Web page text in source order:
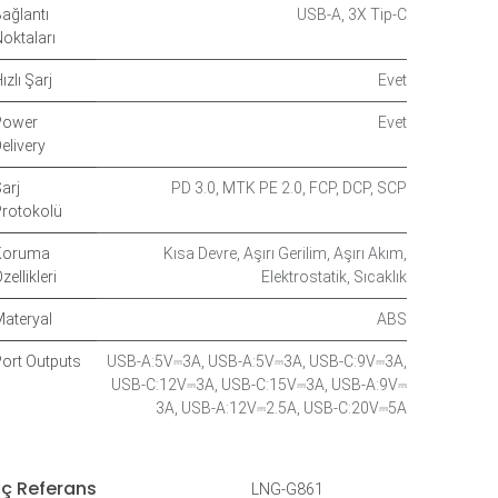
USB-A 3X Tip-C
Şarj Evet
Evet
PD 3.0 MTK PE 2.0 FCP, DCP, SCP
Kısa Devre, Aşırı Gerilim Aşırı Akım
Elektrostatik, Sıcaklık
ABS
Outputs USB-A:5V⎓3A USB-A:5V⎓3A USB-C:9V⎓3A
USB-C:12V⎓3A USB-C:15V⎓3A USB-A:9V⎓
3A USB-A:12V⎓2.5A USB-C:20V⎓5A
Referans LNG-G861